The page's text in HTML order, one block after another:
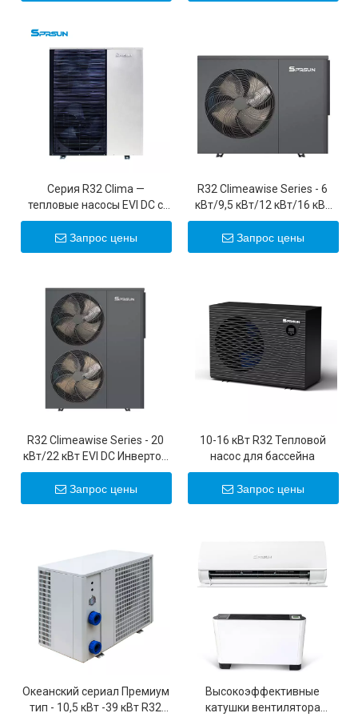
Серия R32 Clima —
тепловые насосы EVI DC с
инверторным воздушным
источником питания и
сенсорным экраном
Запрос цены
R32 Climeawise Series - 6
кВт/9,5 кВт/12 кВт/16 кВт
EVI DC Инвертор воздух до
воды тепловые насосы - тип
моноблока
Запрос цены
R32 Climeawise Series - 20
кВт/22 кВт EVI DC Инвертор
воздушные насосы
тепловые насосы
Запрос цены
10-16 кВт R32 Тепловой
насос для бассейна
Запрос цены
Океанский сериал Премиум
тип - 10,5 кВт -39 кВт R32
Высокоэффективные
катушки вентилятора